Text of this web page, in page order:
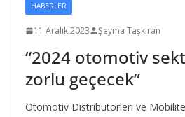
HABERLER
11 Aralık 2023 Şeyma Taşkıran
“2024 otomotiv
zorlu geçecek”
Otomotiv Distribütörleri ve